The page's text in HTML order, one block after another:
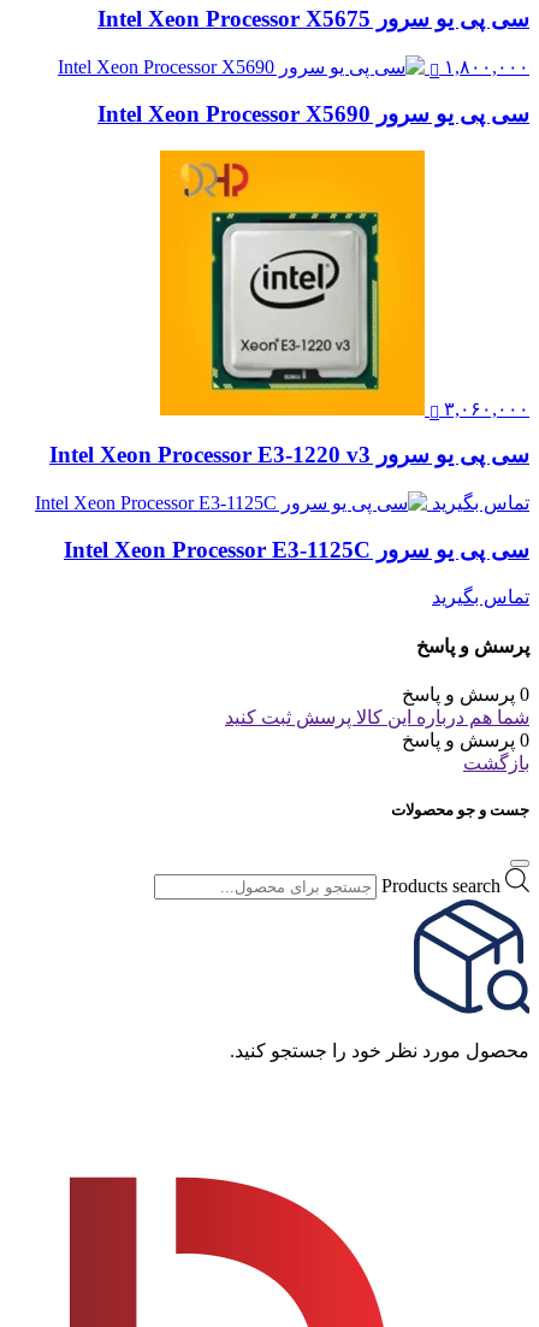
سی پی یو سرور Intel Xeon Processor X5675
۱,۸۰۰,۰۰۰
سی پی یو سرور Intel Xeon Processor X5690
۳,۰۶۰,۰۰۰
سی پی یو سرور Intel Xeon Processor E3-1220 v3
تماس بگیرید
سی پی یو سرور Intel Xeon Processor E3-1125C
تماس بگیرید
پرسش و پاسخ
0 پرسش و پاسخ
شما هم درباره این کالا پرسش ثبت کنید
0 پرسش و پاسخ
بازگشت
جست و جو محصولات
Products search
محصول مورد نظر خود را جستجو کنید.